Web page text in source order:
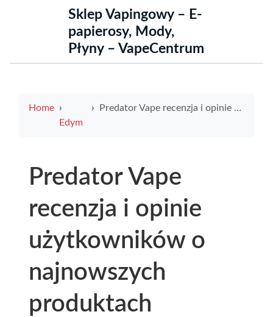
Sklep Vapingowy – E-
papierosy, Mody,
Płyny – VapeCentrum
Home
Edym
Predator Vape recenzja i opinie użytkowników o najnowszych produktach
Predator Vape
recenzja i opinie
użytkowników o
najnowszych
produktach